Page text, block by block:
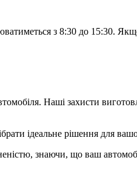
з 8:30 до 15:30.
Наші захисти
ідеальне рішення для
знаючи, що ваш